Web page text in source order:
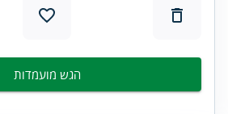
הגש מועמדות